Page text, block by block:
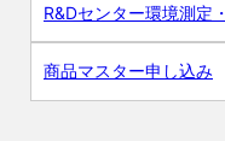
R&Dセンター環境測定
商品マスター申し込み